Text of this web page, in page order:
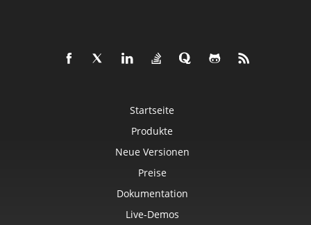
Startseite
Produkte
Neue Versionen
Preise
Dokumentation
Live-Demos